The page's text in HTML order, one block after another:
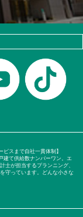
スまで自社一貫体制】
建て供給数ナンバーワン。エ
士が担当するプランニング、
守っています。どんな小さな